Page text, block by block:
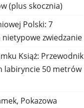
(plus skocznia)
Polski: 7
nietypowe zwiedzanie
Książ: Przewodnik
labiryncie 50 metrów
Pokazowa